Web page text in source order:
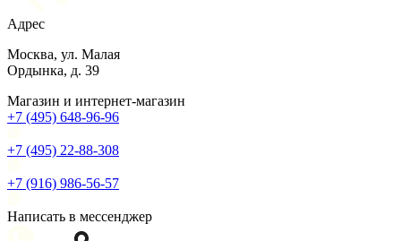
Адрес
Москва, ул. Малая
Ордынка, д. 39
Магазин и интернет-магазин
+7 (495) 648-96-96
+7 (495) 22-88-308
+7 (916) 986-56-57
Написать в мессенджер